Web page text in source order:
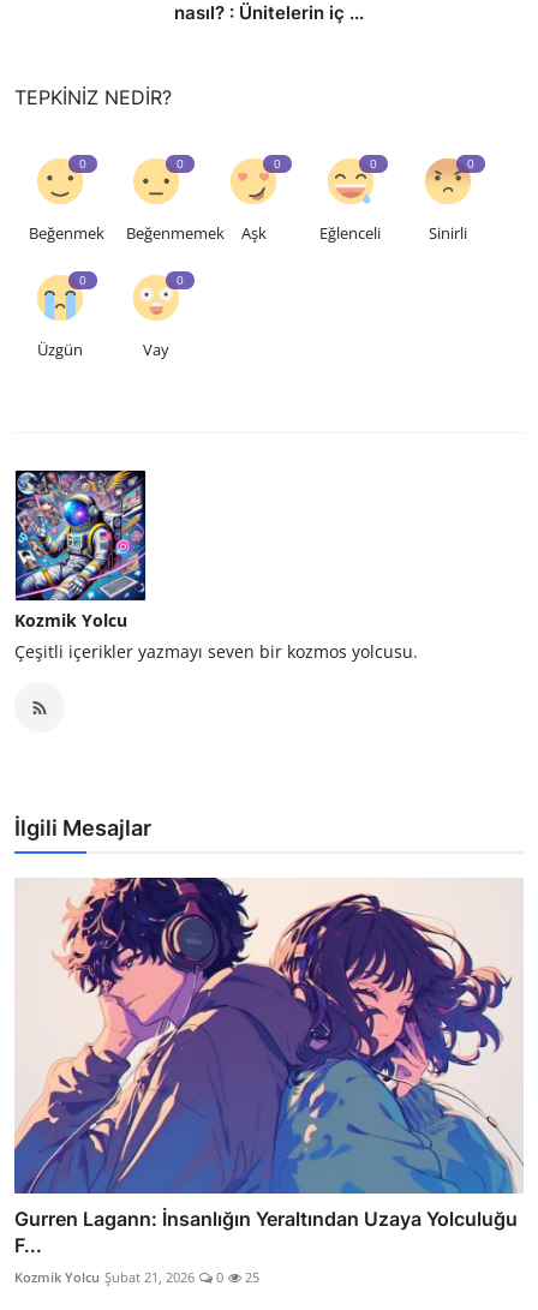
nasıl? : Ünitelerin iç ...
TEPKINIZ NEDIR?
0
Beğenmek
0
Beğenmemek
0
Aşk
0
Eğlenceli
0
Sinirli
0
Üzgün
0
Vay
Kozmik Yolcu
Çeşitli içerikler yazmayı seven bir kozmos yolcusu.
İlgili Mesajlar
Gurren Lagann: İnsanlığın Yeraltından Uzaya Yolculuğu
F...
Kozmik Yolcu Şubat 21, 2026 0 25